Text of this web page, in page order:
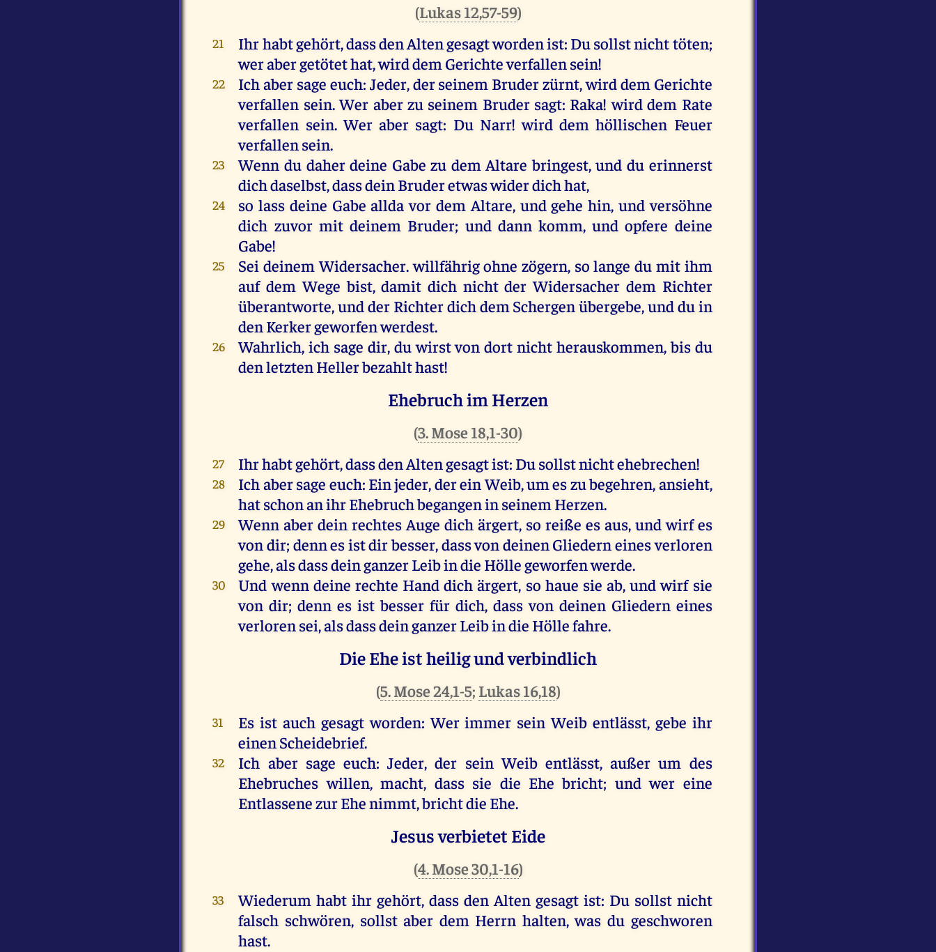
(Lukas 12,57-59)
21
Ihr habt gehört, dass den Alten gesagt worden ist: Du sollst nicht töten;
wer aber getötet hat, wird dem Gerichte verfallen sein!
22
Ich aber sage euch: Jeder, der seinem Bruder zürnt, wird dem Gerichte
verfallen sein. Wer aber zu seinem Bruder sagt: Raka! wird dem Rate
verfallen sein. Wer aber sagt: Du Narr! wird dem höllischen Feuer
verfallen sein.
23
Wenn du daher deine Gabe zu dem Altare bringest, und du erinnerst
dich daselbst, dass dein Bruder etwas wider dich hat,
24
so lass deine Gabe allda vor dem Altare, und gehe hin, und versöhne
dich zuvor mit deinem Bruder; und dann komm, und opfere deine
Gabe!
25
Sei deinem Widersacher. willfährig ohne zögern, so lange du mit ihm
auf dem Wege bist, damit dich nicht der Widersacher dem Richter
überantworte, und der Richter dich dem Schergen übergebe, und du in
den Kerker geworfen werdest.
26
Wahrlich, ich sage dir, du wirst von dort nicht herauskommen, bis du
den letzten Heller bezahlt hast!
Ehebruch im Herzen
(3. Mose 18,1-30)
27 Ihr habt gehört, dass den Alten gesagt ist: Du sollst nicht ehebrechen!
28
Ich aber sage euch: Ein jeder, der ein Weib, um es zu begehren, ansieht,
hat schon an ihr Ehebruch begangen in seinem Herzen.
29
Wenn aber dein rechtes Auge dich ärgert, so reiße es aus, und wirf es
von dir; denn es ist dir besser, dass von deinen Gliedern eines verloren
gehe, als dass dein ganzer Leib in die Hölle geworfen werde.
30
Und wenn deine rechte Hand dich ärgert, so haue sie ab, und wirf sie
von dir; denn es ist besser für dich, dass von deinen Gliedern eines
verloren sei, als dass dein ganzer Leib in die Hölle fahre.
Die Ehe ist heilig und verbindlich
(5. Mose 24,1-5; Lukas 16,18)
31
Es ist auch gesagt worden: Wer immer sein Weib entlässt, gebe ihr
einen Scheidebrief.
32
Ich aber sage euch: Jeder, der sein Weib entlässt, außer um des
Ehebruches willen, macht, dass sie die Ehe bricht; und wer eine
Entlassene zur Ehe nimmt, bricht die Ehe.
Jesus verbietet Eide
(4. Mose 30,1-16)
33
Wiederum habt ihr gehört, dass den Alten gesagt ist: Du sollst nicht
falsch schwören, sollst aber dem Herrn halten, was du geschworen
hast.